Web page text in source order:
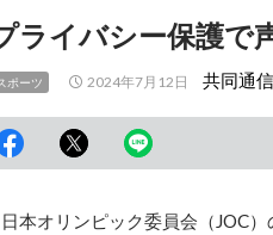
ライバシー保護で
ポーツ 2024年7月12日 共同通
日本オリンピック委員会（JOC